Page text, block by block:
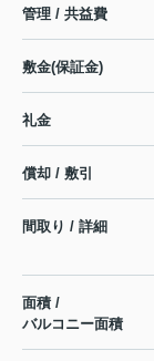
管理 / 共益費
敷金(保証金)
礼金
償却 / 敷引
間取り / 詳細
面積 /
バルコニー面積